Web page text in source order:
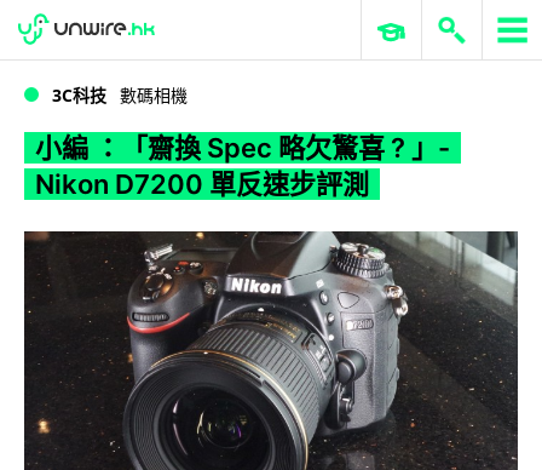
WWDC 2026 ERP 與商業 AI
3C科技 數碼相機
小編 ：「齋換 Spec 略欠驚喜 ? 」-
Nikon D7200 單反速步評測